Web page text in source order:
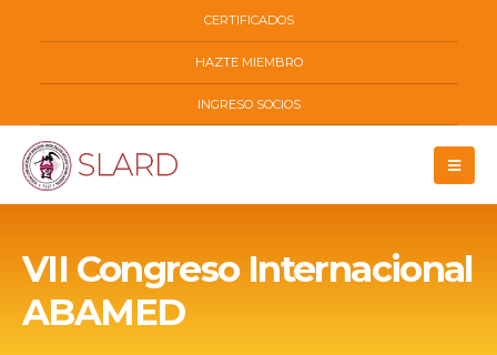
CERTIFICADOS
HAZTE MIEMBRO
INGRESO SOCIOS
VII Congreso Internacional
ABAMED